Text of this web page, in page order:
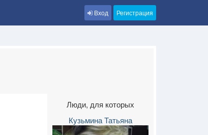
Вход Регистрация
Люди, для которых
Кузьмина Татьяна